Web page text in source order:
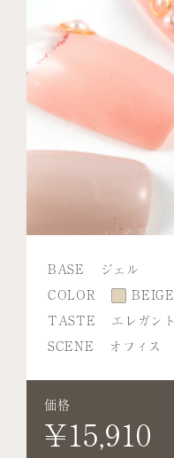
BASE
ジェル
COLOR
BEIGE
TASTE
エレガント
SCENE
オフィス
価格
¥15,910